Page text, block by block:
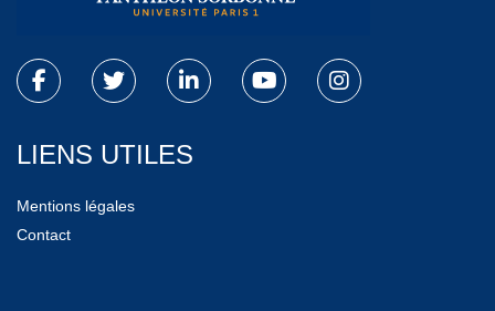
LIENS UTILES
Mentions légales
Contact